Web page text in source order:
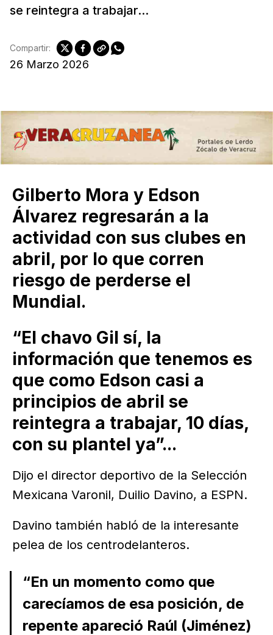
se reintegra a trabajar...
26 Marzo 2026
Compartir:
Gilberto Mora y Edson
Álvarez regresarán a la
actividad con sus clubes en
abril, por lo que corren
riesgo de perderse el
Mundial.
“El chavo Gil sí, la
información que tenemos es
que como Edson casi a
principios de abril se
reintegra a trabajar, 10 días,
con su plantel ya”...
Dijo el director deportivo de la Selección
Mexicana Varonil, Duilio Davino, a ESPN.
Davino también habló de la interesante
pelea de los centrodelanteros.
“En un momento como que
carecíamos de esa posición, de
repente apareció Raúl (Jiménez)